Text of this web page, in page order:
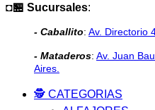
◘🏪 Sucursales:
- Caballito: Av. Directorio
- Mataderos: Av. Juan
Aires.
🕵️ CATEGORIAS